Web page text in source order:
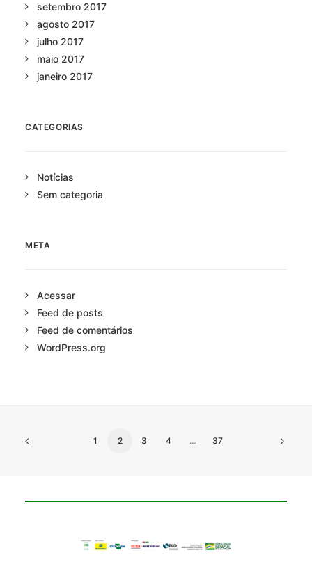
setembro 2017
agosto 2017
julho 2017
maio 2017
janeiro 2017
CATEGORIAS
Notícias
Sem categoria
META
Acessar
Feed de posts
Feed de comentários
WordPress.org
1 2 3 4 … 37